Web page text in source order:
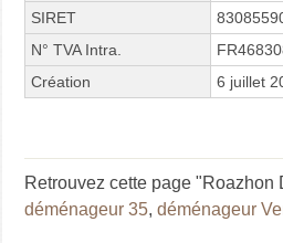
SIRET
N° TVA Intra.
Création
6 juillet
Retrouvez cette page
déménageur 35, déménageur